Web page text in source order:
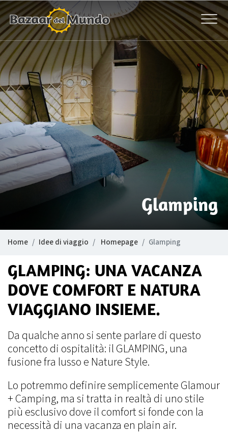
Glamping
Home Idee di viaggio Homepage Glamping
GLAMPING: UNA VACANZA
DOVE COMFORT E NATURA
VIAGGIANO INSIEME.
Da qualche anno si sente parlare di questo
concetto di ospitalità: il GLAMPING, una
fusione fra lusso e Nature Style.
Lo potremmo definire semplicemente Glamour
+ Camping, ma si tratta in realtà di uno stile
più esclusivo dove il comfort si fonde con la
necessità di una vacanza en plain air.